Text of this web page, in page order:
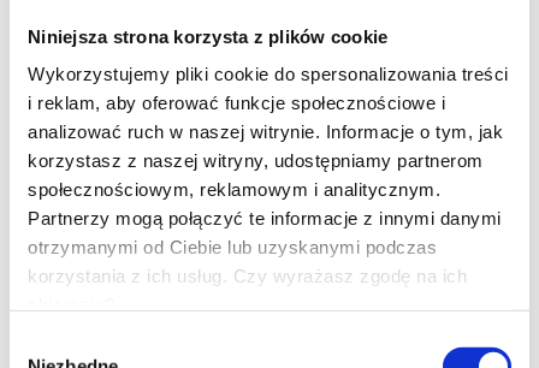
Niniejsza strona korzysta z plików cookie
Wykorzystujemy pliki cookie do spersonalizowania treści
i reklam, aby oferować funkcje społecznościowe i
analizować ruch w naszej witrynie. Informacje o tym, jak
korzystasz z naszej witryny, udostępniamy partnerom
społecznościowym, reklamowym i analitycznym.
Partnerzy mogą połączyć te informacje z innymi danymi
otrzymanymi od Ciebie lub uzyskanymi podczas
korzystania z ich usług. Czy wyrażasz zgodę na ich